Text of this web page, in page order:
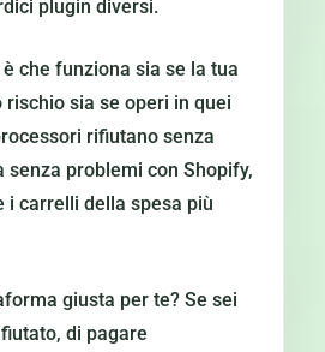
plugin diversi.
che funziona sia se la tua
sia se operi in quei
rifiutano senza
senza problemi con Shopify,
i carrelli della spesa più
giusta per te? Se sei
di pagare